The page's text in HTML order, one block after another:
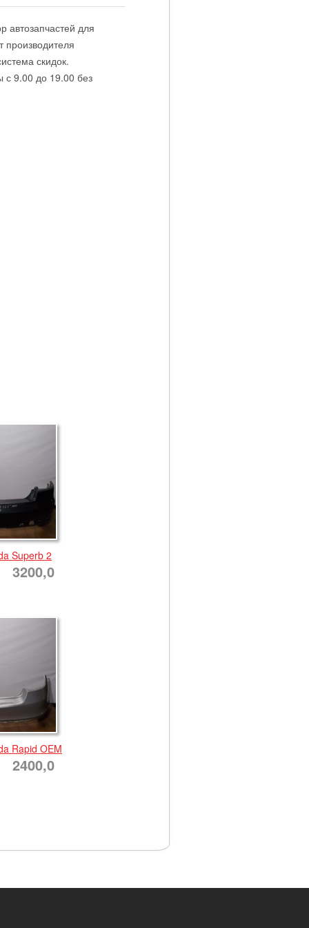
для
производителя
скидок.
9.00 до 19.00 без
Superb 2
3200,0
Rapid OEM
2400,0